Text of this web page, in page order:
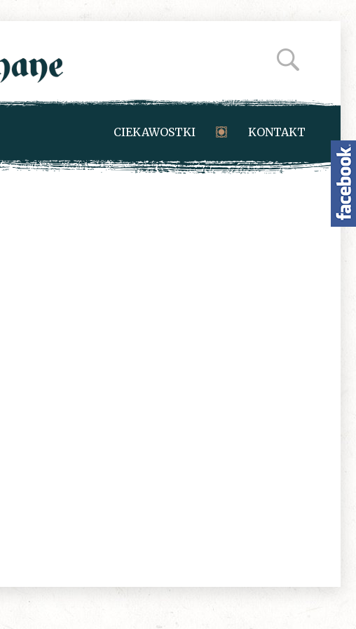
CIEKAWOSTKI KONTAKT